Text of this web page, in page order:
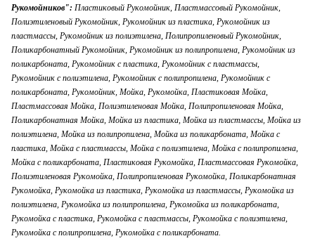
Рукомойников": Пластиковый Рукомойник, Пластмассовый Рукомойник,
Полиэтиленовый Рукомойник, Рукомойник из пластика, Рукомойник из
пластмассы, Рукомойник из полиэтилена, Полипропиленовый Рукомойник,
Поликарбонатный Рукомойник, Рукомойник из полипропилена, Рукомойник из
поликарбоната, Рукомойник с пластика, Рукомойник с пластмассы,
Рукомойник с полиэтилена, Рукомойник с полипропилена, Рукомойник с
поликарбоната, Рукомойник, Мойка, Рукомойка, Пластиковая Мойка,
Пластмассовая Мойка, Полиэтиленовая Мойка, Полипропиленовая Мойка,
Поликарбонатная Мойка, Мойка из пластика, Мойка из пластмассы, Мойка из
полиэтилена, Мойка из полипропилена, Мойка из поликарбоната, Мойка с
пластика, Мойка с пластмассы, Мойка с полиэтилена, Мойка с полипропилена,
Мойка с поликарбоната, Пластиковая Рукомойка, Пластмассовая Рукомойка,
Полиэтиленовая Рукомойка, Полипропиленовая Рукомойка, Поликарбонатная
Рукомойка, Рукомойка из пластика, Рукомойка из пластмассы, Рукомойка из
полиэтилена, Рукомойка из полипропилена, Рукомойка из поликарбоната,
Рукомойка с пластика, Рукомойка с пластмассы, Рукомойка с полиэтилена,
Рукомойка с полипропилена, Рукомойка с поликарбоната.